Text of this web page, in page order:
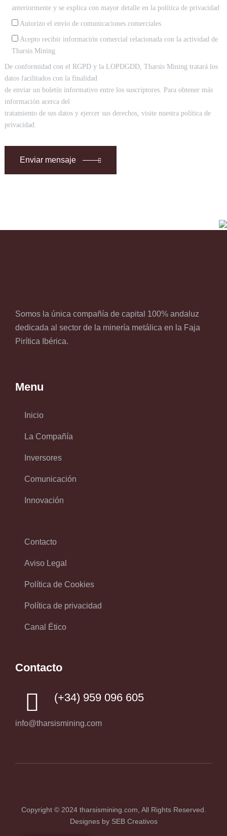
anteriormente y se explica con mayor detalle en la política de privacidad
Autorizo el envío de comunicaciones comerciales
Acepto recibir información comercial relacionada con la actividad de
Tharsis Mining
De conformidad con el RGPD y la LOPDGDD, Tharsis Mining tratará los
datos facilitados con la finalidad
de enviar un boletín informativo entre los suscriptores. Para obtener más
información acerca del
tratamiento de sus datos y ejercer sus derechos, visite nuestra política de
privacidad.
Enviar mensaje
Somos la única compañía de capital 100% andaluz
dedicada al sector de la minería metálica en la Faja
Pirítica Ibérica.
Menu
Inicio
La Compañía
Inversores
Comunicación
Innovación
Contacto
Aviso Legal
Política de Cookies
Política de privacidad
Canal Ético
Contacto
(+34) 959 096 605
info@tharsismining.com
Copyright © 2024 tharsismining.com, All Rights Reserved.
Designes by SEB Creativos